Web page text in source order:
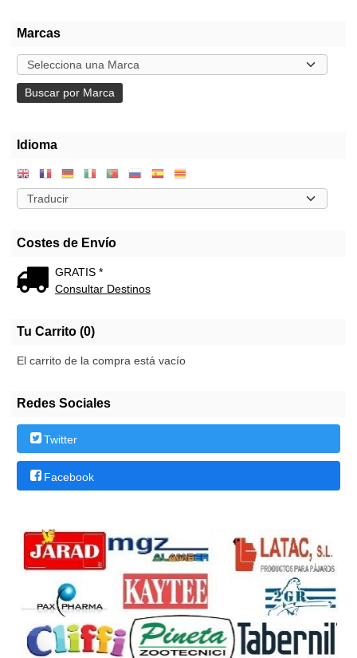
Marcas
Idioma
Costes de Envío
GRATIS *
Consultar Destinos
Tu Carrito (0)
El carrito de la compra está vacío
Redes Sociales
Twitter
Facebook